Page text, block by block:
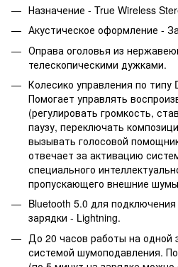
Назначение - True Wireless
Акустическое оформление -
Оправа оголовья из
телескопическими дужками.
Колесико управления по типу
Помогает управлять
(регулировать громкость,
паузу, переключать
вызывать голосовой
отвечает за активацию
специального
пропускающего внешние
Bluetooth 5.0 для
зарядки - Lightning.
До 20 часов работы на одной
системой шумоподавления.